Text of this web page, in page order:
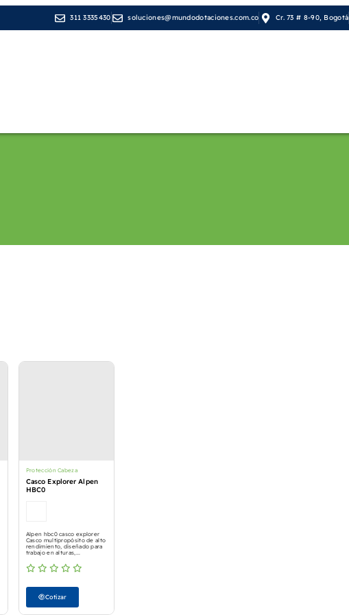
311 3335430 soluciones@mundodotaciones.com.co Cr. 73 # 8-90, Bogotá
Protección Cabeza
Casco Explorer Alpen
HBC0
Alpen hbc0 casco explorer
Casco multipropósito de alto
rendimiento, diseñado para
trabajo en alturas,...
Cotizar